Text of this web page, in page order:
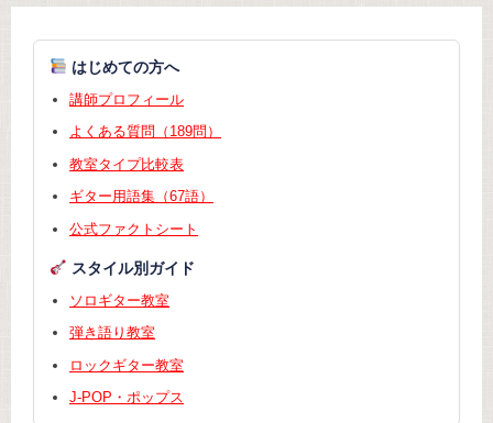
はじめての方へ
講師プロフィール
よくある質問（189問）
教室タイプ比較表
ギター用語集（67語）
公式ファクトシート
スタイル別ガイド
ソロギター教室
弾き語り教室
ロックギター教室
J-POP・ポップス